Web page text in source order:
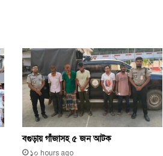
বগুড়ায় গাঁজাসহ ৫ জন আটক
১০ hours ago